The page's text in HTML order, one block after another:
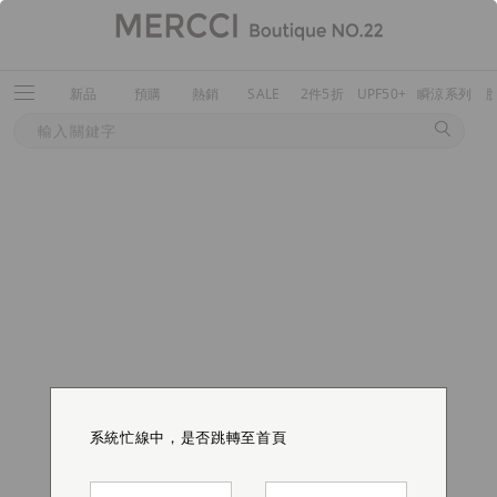
新品 預購 熱銷 SALE 2件5折 UPF50+ 瞬涼系列
系統忙線中，是否跳轉至首頁
系統忙線中，是否跳轉至首頁
系統忙線中，是否跳轉至首頁
系統忙線中，是否跳轉至首頁
系統忙線中，是否跳轉至首頁